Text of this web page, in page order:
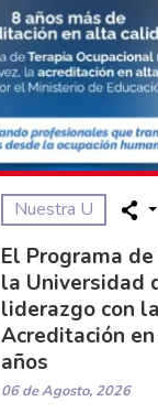
Nuestra U
El Programa
la Universidad
liderazgo con
Acreditación
años
06 de Agosto, 2026